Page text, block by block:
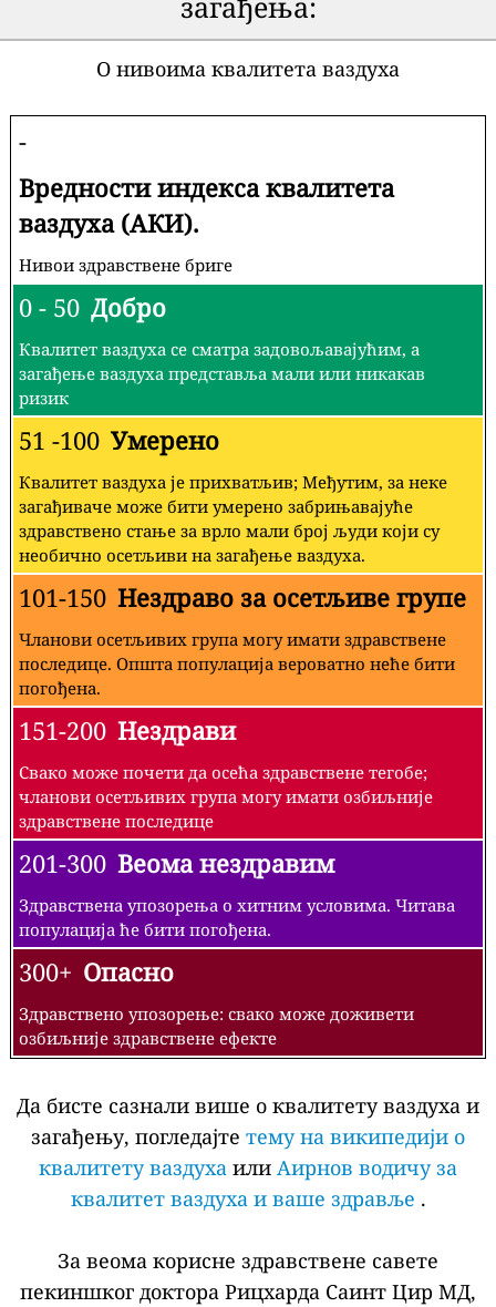
О нивоима квалитета ваздуха
-
Вредности индекса квалитета
ваздуха (АКИ).
Нивои здравствене бриге
0 - 50 Добро
Квалитет ваздуха се сматра задовољавајућим, а
загађење ваздуха представља мали или никакав
ризик
51 -100 Умерено
Квалитет ваздуха је прихватљив; Међутим, за неке
загађиваче може бити умерено забрињавајуће
здравствено стање за врло мали број људи који су
необично осетљиви на загађење ваздуха.
101-150 Нездраво за осетљиве групе
Чланови осетљивих група могу имати здравствене
последице. Општа популација вероватно неће бити
погођена.
151-200 Нездрави
Свако може почети да осећа здравствене тегобе;
чланови осетљивих група могу имати озбиљније
здравствене последице
201-300 Веома нездравим
Здравствена упозорења о хитним условима. Читава
популација ће бити погођена.
300+ Опасно
Здравствено упозорење: свако може доживети
озбиљније здравствене ефекте
Да бисте сазнали више о квалитету ваздуха и
загађењу, погледајте тему на википедији о
квалитету ваздуха или Аирнов водичу за
квалитет ваздуха и ваше здравље .
За веома корисне здравствене савете
пекиншког доктора Рицхарда Саинт Цир МД,